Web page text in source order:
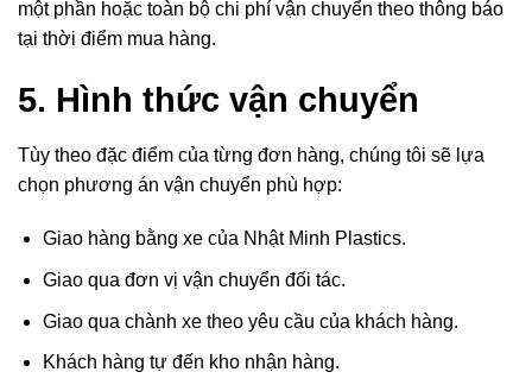
một phần hoặc toàn bộ chi phí vận chuyển theo thông báo
tại thời điểm mua hàng.
5. Hình thức vận chuyển
Tùy theo đặc điểm của từng đơn hàng, chúng tôi sẽ lựa
chọn phương án vận chuyển phù hợp:
Giao hàng bằng xe của Nhật Minh Plastics.
Giao qua đơn vị vận chuyển đối tác.
Giao qua chành xe theo yêu cầu của khách hàng.
Khách hàng tự đến kho nhận hàng.